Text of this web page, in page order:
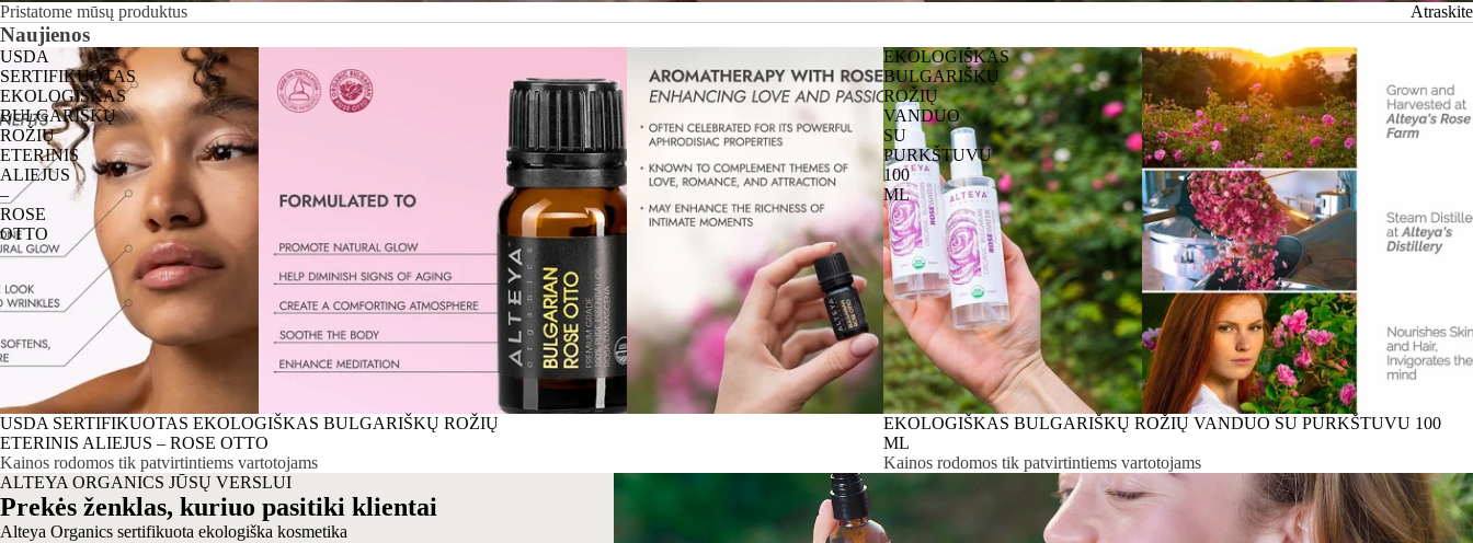
Pristatome mūsų produktus Atraskite
Naujienos
USDA
SERTIFIKUOTAS
EKOLOGIŠKAS
BULGARIŠKŲ
ROŽIŲ
ETERINIS
ALIEJUS
–
ROSE
OTTO
USDA SERTIFIKUOTAS EKOLOGIŠKAS BULGARIŠKŲ ROŽIŲ
ETERINIS ALIEJUS – ROSE OTTO
Kainos rodomos tik patvirtintiems vartotojams
EKOLOGIŠKAS
BULGARIŠKŲ
ROŽIŲ
VANDUO
SU
PURKŠTUVU
100
ML
EKOLOGIŠKAS BULGARIŠKŲ ROŽIŲ VANDUO SU PURKŠTUVU 100
ML
Kainos rodomos tik patvirtintiems vartotojams
ALTEYA ORGANICS JŪSŲ VERSLUI
Prekės ženklas, kuriuo pasitiki klientai
Alteya Organics sertifikuota ekologiška kosmetika